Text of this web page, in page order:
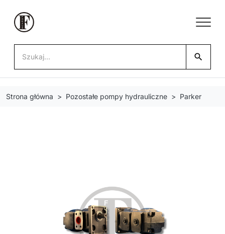
search
Strona główna Pozostałe pompy hydrauliczne Parker